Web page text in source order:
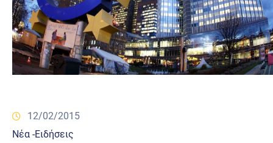
12/02/2015
Νέα -Ειδήσεις